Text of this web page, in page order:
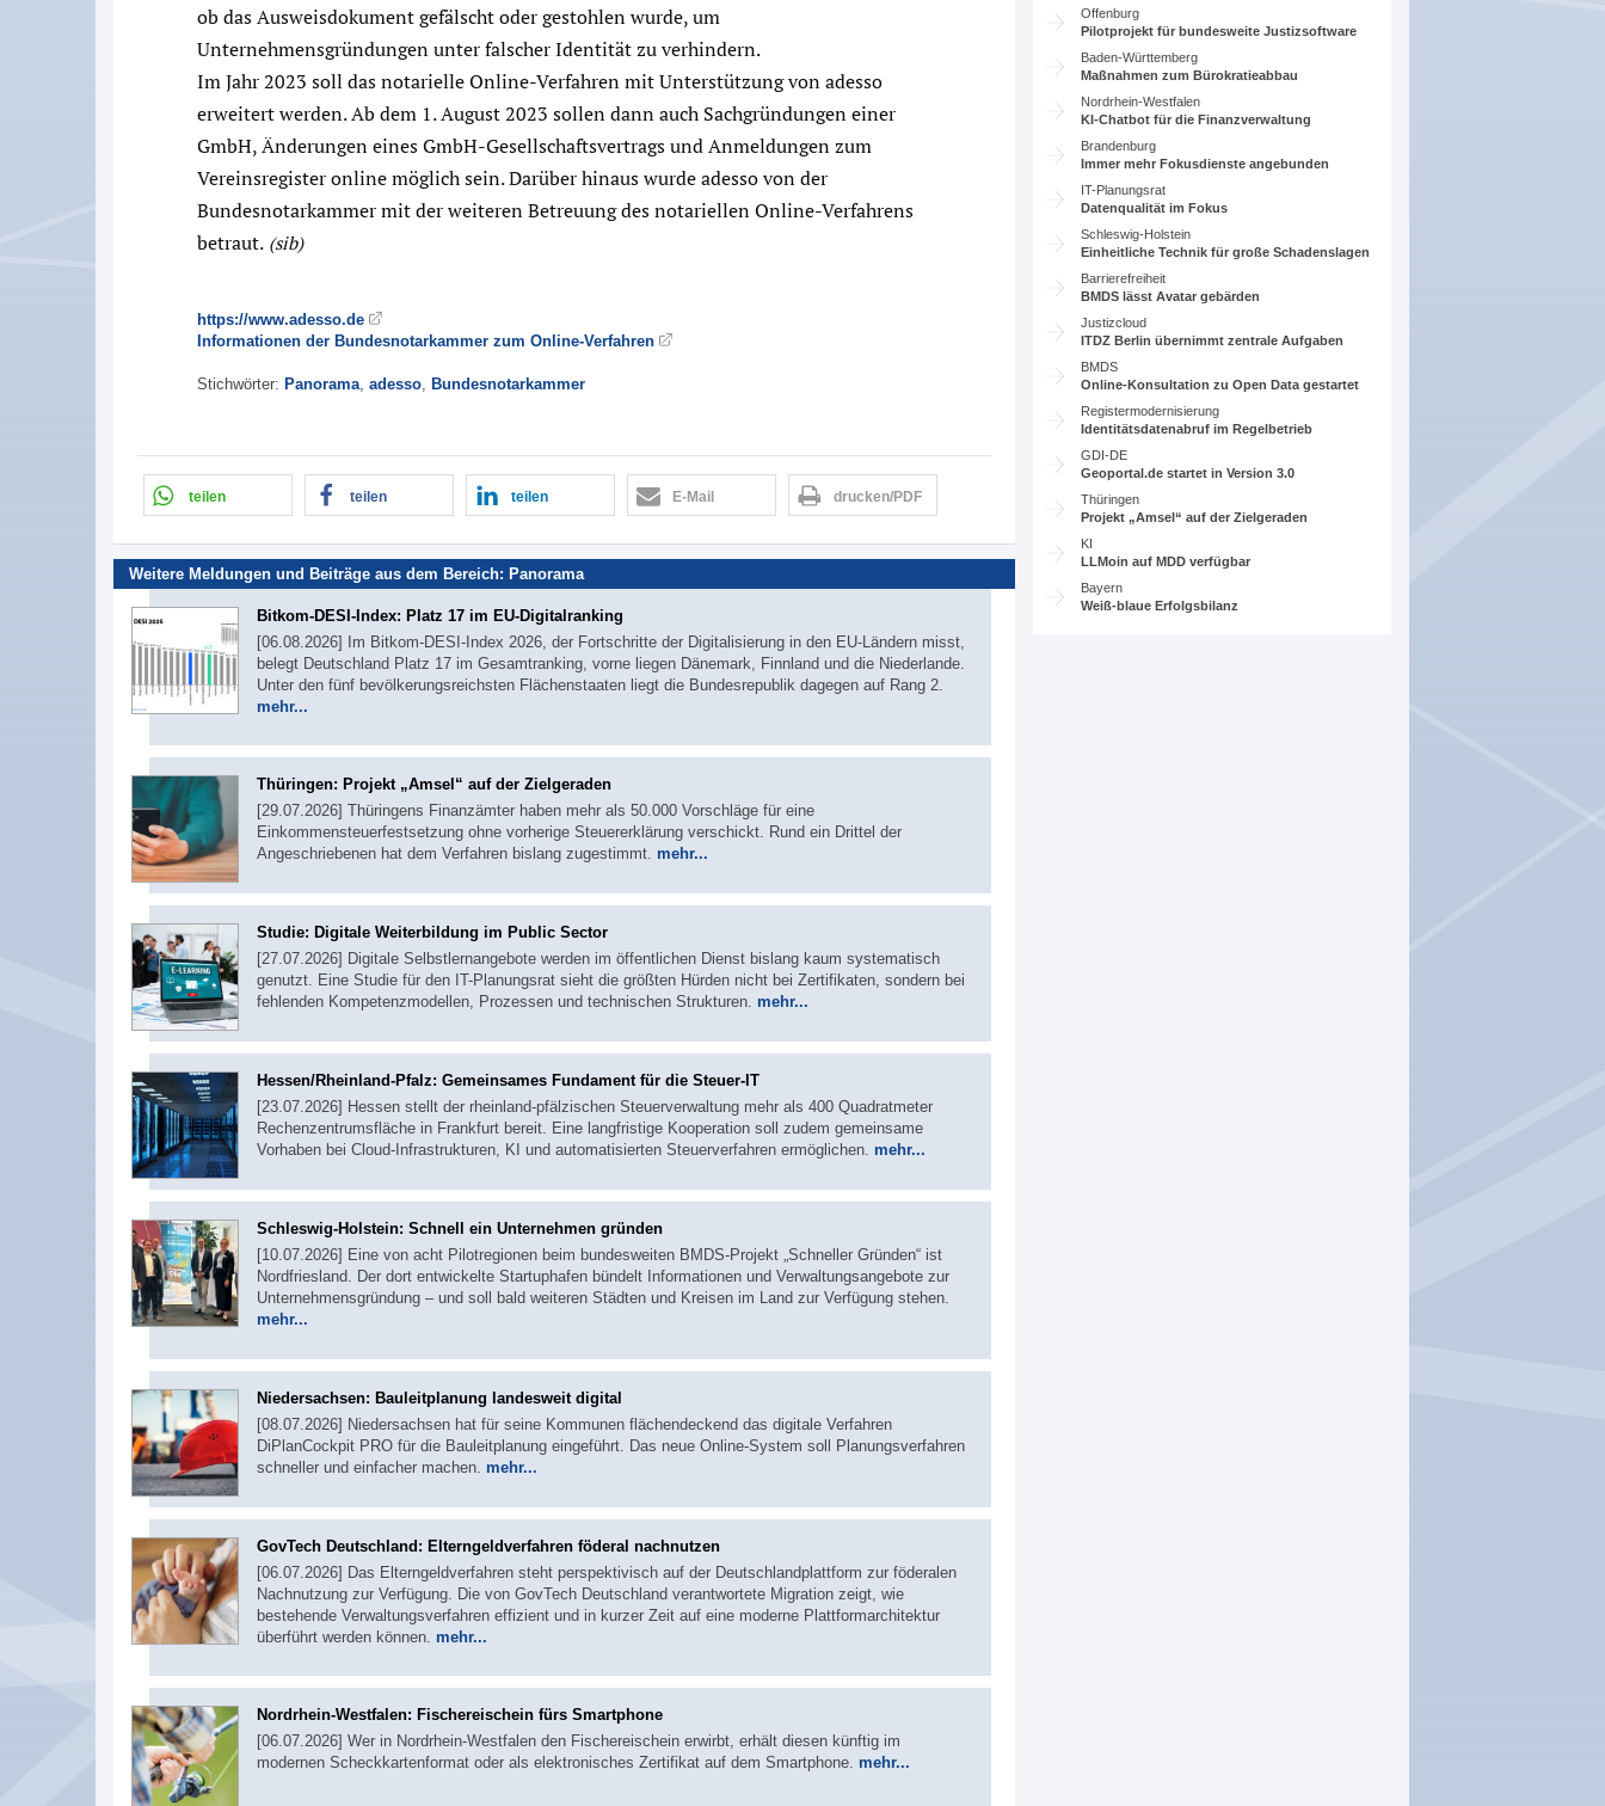
ob das Ausweisdokument gefälscht oder gestohlen wurde, um
Unternehmensgründungen unter falscher Identität zu verhindern.
Im Jahr 2023 soll das notarielle Online-Verfahren mit Unterstützung von adesso
erweitert werden. Ab dem 1. August 2023 sollen dann auch Sachgründungen einer
GmbH, Änderungen eines GmbH-Gesellschaftsvertrags und Anmeldungen zum
Vereinsregister online möglich sein. Darüber hinaus wurde adesso von der
Bundesnotarkammer mit der weiteren Betreuung des notariellen Online-Verfahrens
betraut. (sib)
https://www.adesso.de
Informationen der Bundesnotarkammer zum Online-Verfahren
Stichwörter: Panorama, adesso, Bundesnotarkammer
teilen teilen teilen E-Mail drucken/PDF
Weitere Meldungen und Beiträge aus dem Bereich: Panorama
Bitkom-DESI-Index: Platz 17 im EU-Digitalranking
[06.08.2026] Im Bitkom-DESI-Index 2026, der Fortschritte der Digitalisierung in den EU-Ländern misst,
belegt Deutschland Platz 17 im Gesamtranking, vorne liegen Dänemark, Finnland und die Niederlande.
Unter den fünf bevölkerungsreichsten Flächenstaaten liegt die Bundesrepublik dagegen auf Rang 2.
mehr...
Thüringen: Projekt „Amsel“ auf der Zielgeraden
[29.07.2026] Thüringens Finanzämter haben mehr als 50.000 Vorschläge für eine
Einkommensteuerfestsetzung ohne vorherige Steuererklärung verschickt. Rund ein Drittel der
Angeschriebenen hat dem Verfahren bislang zugestimmt. mehr...
Studie: Digitale Weiterbildung im Public Sector
[27.07.2026] Digitale Selbstlernangebote werden im öffentlichen Dienst bislang kaum systematisch
genutzt. Eine Studie für den IT-Planungsrat sieht die größten Hürden nicht bei Zertifikaten, sondern bei
fehlenden Kompetenzmodellen, Prozessen und technischen Strukturen. mehr...
Hessen/Rheinland-Pfalz: Gemeinsames Fundament für die Steuer-IT
[23.07.2026] Hessen stellt der rheinland-pfälzischen Steuerverwaltung mehr als 400 Quadratmeter
Rechenzentrumsfläche in Frankfurt bereit. Eine langfristige Kooperation soll zudem gemeinsame
Vorhaben bei Cloud-Infrastrukturen, KI und automatisierten Steuerverfahren ermöglichen. mehr...
Schleswig-Holstein: Schnell ein Unternehmen gründen
[10.07.2026] Eine von acht Pilotregionen beim bundesweiten BMDS-Projekt „Schneller Gründen“ ist
Nordfriesland. Der dort entwickelte Startuphafen bündelt Informationen und Verwaltungsangebote zur
Unternehmensgründung – und soll bald weiteren Städten und Kreisen im Land zur Verfügung stehen.
mehr...
Niedersachsen: Bauleitplanung landesweit digital
[08.07.2026] Niedersachsen hat für seine Kommunen flächendeckend das digitale Verfahren
DiPlanCockpit PRO für die Bauleitplanung eingeführt. Das neue Online-System soll Planungsverfahren
schneller und einfacher machen. mehr...
GovTech Deutschland: Elterngeldverfahren föderal nachnutzen
[06.07.2026] Das Elterngeldverfahren steht perspektivisch auf der Deutschlandplattform zur föderalen
Nachnutzung zur Verfügung. Die von GovTech Deutschland verantwortete Migration zeigt, wie
bestehende Verwaltungsverfahren effizient und in kurzer Zeit auf eine moderne Plattformarchitektur
überführt werden können. mehr...
Nordrhein-Westfalen: Fischereischein fürs Smartphone
[06.07.2026] Wer in Nordrhein-Westfalen den Fischereischein erwirbt, erhält diesen künftig im
modernen Scheckkartenformat oder als elektronisches Zertifikat auf dem Smartphone. mehr...
Offenburg
Pilotprojekt für bundesweite Justizsoftware
Baden-Württemberg
Maßnahmen zum Bürokratieabbau
Nordrhein-Westfalen
KI-Chatbot für die Finanzverwaltung
Brandenburg
Immer mehr Fokusdienste angebunden
IT-Planungsrat
Datenqualität im Fokus
Schleswig-Holstein
Einheitliche Technik für große Schadenslagen
Barrierefreiheit
BMDS lässt Avatar gebärden
Justizcloud
ITDZ Berlin übernimmt zentrale Aufgaben
BMDS
Online-Konsultation zu Open Data gestartet
Registermodernisierung
Identitätsdatenabruf im Regelbetrieb
GDI-DE
Geoportal.de startet in Version 3.0
Thüringen
Projekt „Amsel“ auf der Zielgeraden
KI
LLMoin auf MDD verfügbar
Bayern
Weiß-blaue Erfolgsbilanz